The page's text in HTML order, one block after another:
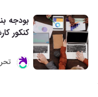
بودجه
کنکور